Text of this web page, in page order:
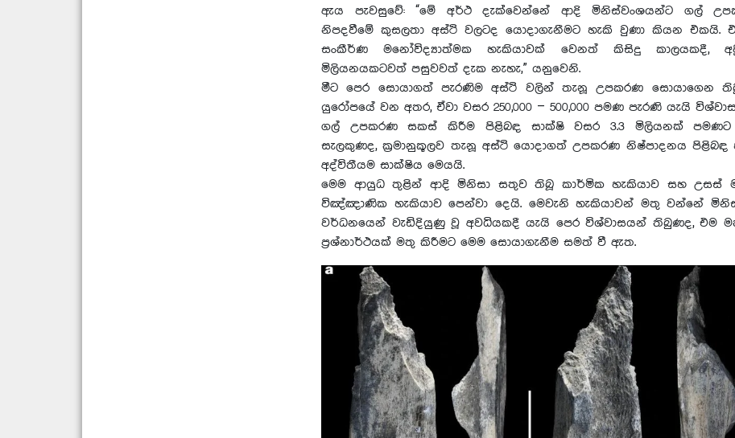
ඇය පැවසුවේ: “මේ අර්ථ දැක්වෙන්නේ ආදි මිනිස්වංශයන්ට ගල්
නිපදවීමේ කුසලතා අස්ථි වලටද යොදාගැනීමට හැකි වුණා කියන එකයි.
සංකීර්ණ මනෝවිද්‍යාත්මක හැකියාවක් වෙනත් කිසිදු කාලයකදී,
මිලියනයකටවත් පසුවවත් දැක නැහැ,” යනුවෙනි.
මීට පෙර සොයාගත් පැරණිම අස්ථි වලින් තැනූ උපකරණ සොයාගෙන
යුරෝපයේ වන අතර, ඒවා වසර 250,000 – 500,000 පමණ පැරණි යැයි
ගල් උපකරණ සකස් කිරීම පිළිබඳ සාක්ෂි වසර 3.3 මිලියනක්
සැලකුණද, ක්‍රමානුකූලව තැනූ අස්ථි යොදාගත් උපකරණ නිෂ්පාදනය පිළිබඳ
අද්විතීයම සාක්ෂිය මෙයයි.
මෙම ආයුධ තුළින් ආදි මිනිසා සතුව තිබූ කාර්මික හැකියාව සහ උසස්
විඤ්ඤාණික හැකියාව පෙන්වා දෙයි. මෙවැනි හැකියාවන් මතු වන්නේ
වර්ධනයෙන් වැඩිදියුණු වූ අවධියකදී යැයි පෙර විශ්වාසයන් තිබුණද, එම
ප්‍රශ්නාර්ථයක් මතු කිරීමට මෙම සොයාගැනීම සමත් වී ඇත.